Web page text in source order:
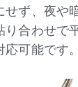
せず、夜や
り合わせで
可能です。